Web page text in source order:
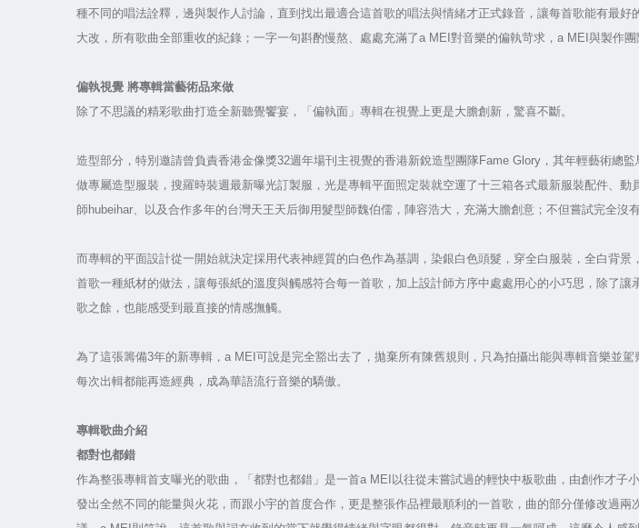
種不同的唱法詮釋，邊與製作人討論，直到找出最適合這首歌的唱法與情緒才正式錄音，讓每首歌能有最
大改，所有歌曲全部重收的紀錄；一字一句斟酌慢熬、處處充滿了a MEI對音樂的偏執苛求，a MEI與製作
偏執視覺 將專輯當藝術品來做
除了不思議的精彩歌曲打造全新聽覺饗宴，「偏執面」專輯在視覺上更是大膽創新，驚喜不斷。
造型部分，特別邀請曾負責香港金像獎32週年場刊主視覺的香港新銳造型團隊Fame Glory，其年輕藝術總
做專屬造型服裝，搜羅時裝週最新曝光訂製服，光是專輯平面照定裝就空運了十三箱各式最新服裝配件、
師hubeihar、以及合作多年的台灣天王天后御用髮型師魏伯儒，陣容浩大，充滿大膽創意；不但嘗試完全
而專輯的平面設計從一開始就決定採用代表神經質的白色作為基調，染銀白色頭髮，穿全白服裝，全白背
首歌一種紙材的做法，讓每張紙的溫度與觸感符合每一首歌，加上設計師方序中處處用心的小巧思，除了
歌之餘，也能感受到最直接的情感撫觸。
為了這張籌備3年的新專輯，a MEI可說是完全豁出去了，拋棄所有陳舊規則，只為拍攝出能與專輯音樂並
每次出輯都能再造經典，成為華語流行音樂的驕傲。
專輯歌曲介紹
都對也都錯
作為整張專輯首支曝光的歌曲，「都對也都錯」是一首a MEI以往從未嘗試過的輕快中板歌曲，由創作才
發出全然不同的能量與火花，而跟小宇的首度合作，更是整張作品裡最順利的一首歌，曲的部分僅修改過